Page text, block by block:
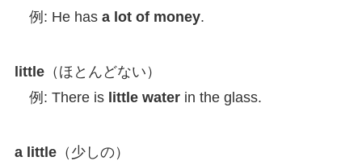
例: He has a lot of money.
little（ほとんどない）
例: There is little waterin the glass.
a little（少しの）